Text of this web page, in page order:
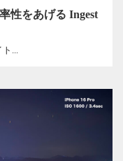
性をあげる Ingest
...